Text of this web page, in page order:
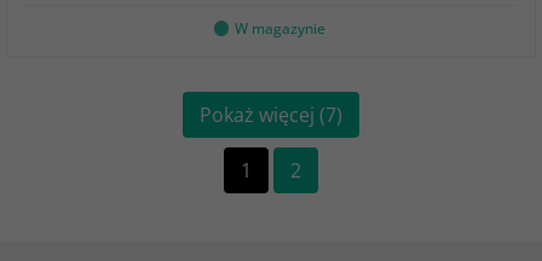
W magazynie
Pokaż więcej (7)
1 2